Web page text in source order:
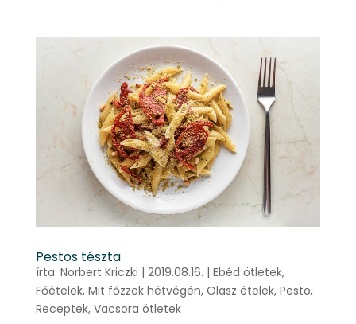
Pestos tészta
írta: Norbert Kriczki | 2019.08.16. | Ebéd ötletek,
Főételek, Mit főzzek hétvégén, Olasz ételek, Pesto,
Receptek, Vacsora ötletek